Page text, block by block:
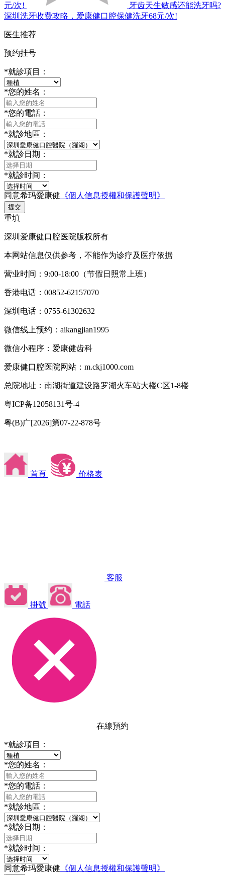
元/次!
牙齿天生敏感还能洗牙吗?
深圳洗牙收费攻略，爱康健口腔保健洗牙68元/次!
医生推荐
预约挂号
*就診項目：
*您的姓名：
*您的電話：
*就診地區：
*就診日期：
*就診时间：
同意希玛愛康健 《個人信息授權和保護聲明》
提交
重填
深圳爱康健口腔医院版权所有
本网站信息仅供参考，不能作为诊疗及医疗依据
营业时间：9:00-18:00（节假日照常上班）
香港电话：00852-62157070
深圳电话：0755-61302632
微信线上预约：aikangjian1995
微信小程序：爱康健齿科
爱康健口腔医院网站：m.ckj1000.com
总院地址：南湖街道建设路罗湖火车站大楼C区1-8楼
粤ICP备12058131号-4
粤(B)广[2026]第07-22-878号
首頁 价格表
客服
掛號 電話
在線預約
*就診項目：
*您的姓名：
*您的電話：
*就診地區：
*就診日期：
*就診时间：
同意希玛愛康健 《個人信息授權和保護聲明》